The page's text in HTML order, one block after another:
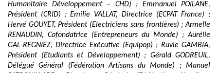
Humanitaire Développement – CHD) ; Emmanuel POILANE,
Président (CRID) ; Emilie VALLAT, Directrice (ECPAT France) ;
Hervé GOUYET, Président (Electriciens sans frontières) ; Armelle
RENAUDIN, Cofondatrice (Entrepreneurs du Monde) ; Aurélie
GAL-REGNIEZ, Directrice Exécutive (Equipop) ; Ruvie GAMBIA,
Président (Etudiants et Développement) ; Gérald GODREUIL,
Délégué Général (Fédération Artisans du Monde) ; Manuel